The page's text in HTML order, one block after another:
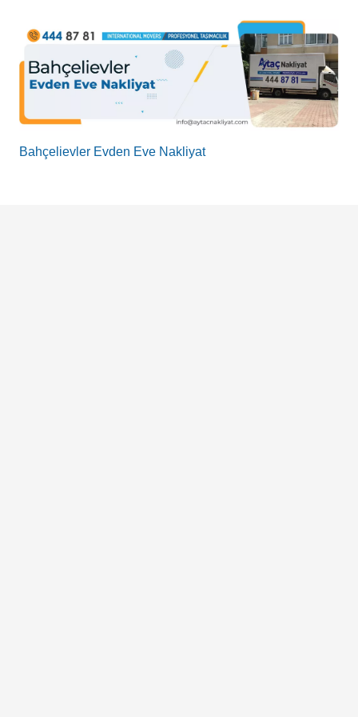
Bahçelievler Evden Eve Nakliyat